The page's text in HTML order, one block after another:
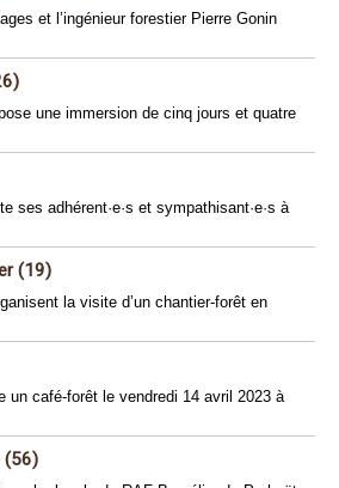
et l’ingénieur forestier Pierre Gonin
une immersion de cinq jours et quatre
ses adhérent·e·s et sympathisant·e·s à
(19)
la visite d’un chantier-forêt en
un café-forêt le vendredi 14 avril 2023 à
(56)